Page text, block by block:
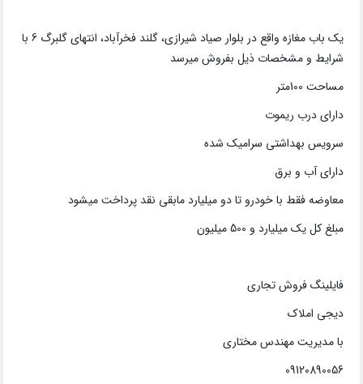
یک باب مغازه واقع در بلوار صیاد شیرازی، گلند فخرآباد، انتهای گلبرگ 6 با
شرایط و مشخصات ذیل بفروش میرسد
مساحت 100متر
دارای درب ریموت
سرویس بهداشتی سرامیک شده
دارای آب و برق
معاوضه فقط با خودرو تا دو میلیارد مابقی نقد پرداخت میشود
مبلغ کل یک میلیارد و 500 میلیون
فایلینگ فروش تجاری
دیجی املاک
با مدیریت مهندس مختاری
09120890056